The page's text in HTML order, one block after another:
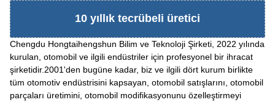
10 yıllık tecrübeli üretici
Chengdu Hongtaihengshun Bilim ve Teknoloji Şirketi, 2022 yılında
kurulan, otomobil ve ilgili endüstriler için profesyonel bir ihracat
şirketidir.2001'den bugüne kadar, biz ve ilgili dört kurum birlikte
tüm otomotiv endüstrisini kapsayan, otomobil satışlarını, otomobil
parçaları üretimini, otomobil modifikasyonunu özelleştirmeyi